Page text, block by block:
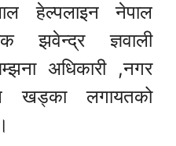
हेल्पलाइन नेपाल
झवेन्द्र ज्ञवाली
अधिकारी ,नगर
खड्का लगायतको